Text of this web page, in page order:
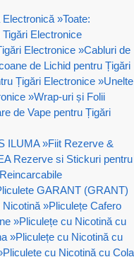
Electronică »Toate:
Electronice
Electronice »Cabluri de
de Lichid pentru Țigări
Țigări Electronice »Unelte
»Wrap-uri și Folii
de Vape pentru Țigări
ILUMA »Fiit Rezerve &
Rezerve si Stickuri pentru
GARANT (GRANT)
Nicotină »Pliculețe Cafero
»Pliculețe cu Nicotină cu
»Pliculețe cu Nicotină cu
Pliculețe cu Nicotină cu Cola